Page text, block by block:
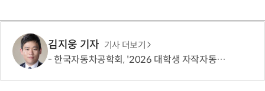
김지웅 기자 기사 더보기
한국자동차공학회, '2026 대학생 자작자동차대회 포뮬러 부문' 개최